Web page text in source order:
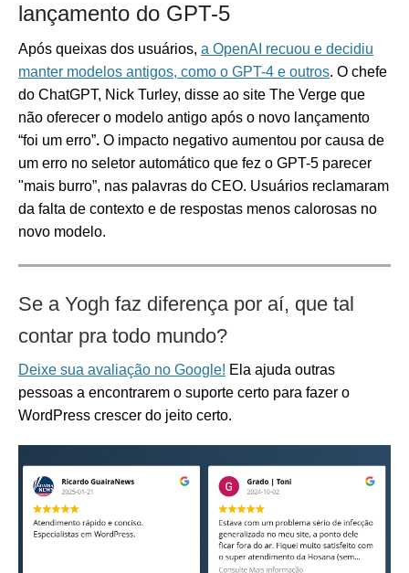
lançamento do GPT-5
Após queixas dos usuários, a OpenAI recuou e decidiu
manter modelos antigos, como o GPT-4 e outros. O chefe
do ChatGPT, Nick Turley, disse ao site The Verge que
não oferecer o modelo antigo após o novo lançamento
“foi um erro”. O impacto negativo aumentou por causa de
um erro no seletor automático que fez o GPT-5 parecer
"mais burro”, nas palavras do CEO. Usuários reclamaram
da falta de contexto e de respostas menos calorosas no
novo modelo.
Se a Yogh faz diferença por aí, que tal
contar pra todo mundo?
Deixe sua avaliação no Google! Ela ajuda outras
pessoas a encontrarem o suporte certo para fazer o
WordPress crescer do jeito certo.